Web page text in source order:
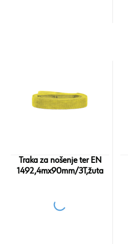
Traka za nošenje ter EN
1492,4mx90mm/3T,žuta